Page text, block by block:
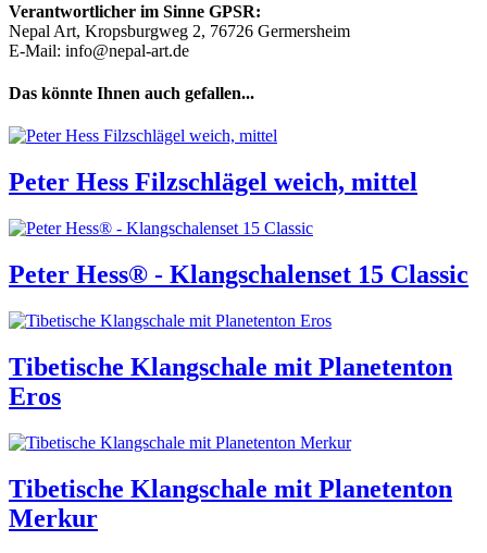
Verantwortlicher im Sinne GPSR:
Nepal Art, Kropsburgweg 2, 76726 Germersheim
E-Mail: info@nepal-art.de
Das könnte Ihnen auch gefallen...
Peter Hess Filzschlägel weich, mittel
Peter Hess® - Klangschalenset 15 Classic
Tibetische Klangschale mit Planetenton
Eros
Tibetische Klangschale mit Planetenton
Merkur